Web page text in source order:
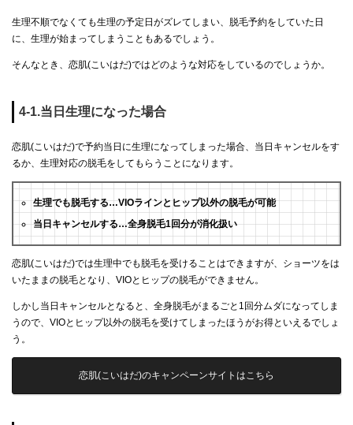
生理不順でなくても生理の予定日がズレてしまい、脱毛予約をしていた日
に、生理が始まってしまうこともあるでしょう。
そんなとき、恋肌(こいはだ)ではどのような対応をしているのでしょうか。
4-1.当日生理になった場合
恋肌(こいはだ)で予約当日に生理になってしまった場合、当日キャンセルをす
るか、生理対応の脱毛をしてもらうことになります。
生理でも脱毛する…VIOラインとヒップ以外の脱毛が可能
当日キャンセルする…全身脱毛1回分が消化扱い
恋肌(こいはだ)では生理中でも脱毛を受けることはできますが、ショーツをは
いたままの脱毛となり、VIOとヒップの脱毛ができません。
しかし当日キャンセルとなると、全身脱毛がまるごと1回分ムダになってしま
うので、VIOとヒップ以外の脱毛を受けてしまったほうがお得といえるでしょ
う。
恋肌(こいはだ)のキャンペーンサイトはこちら